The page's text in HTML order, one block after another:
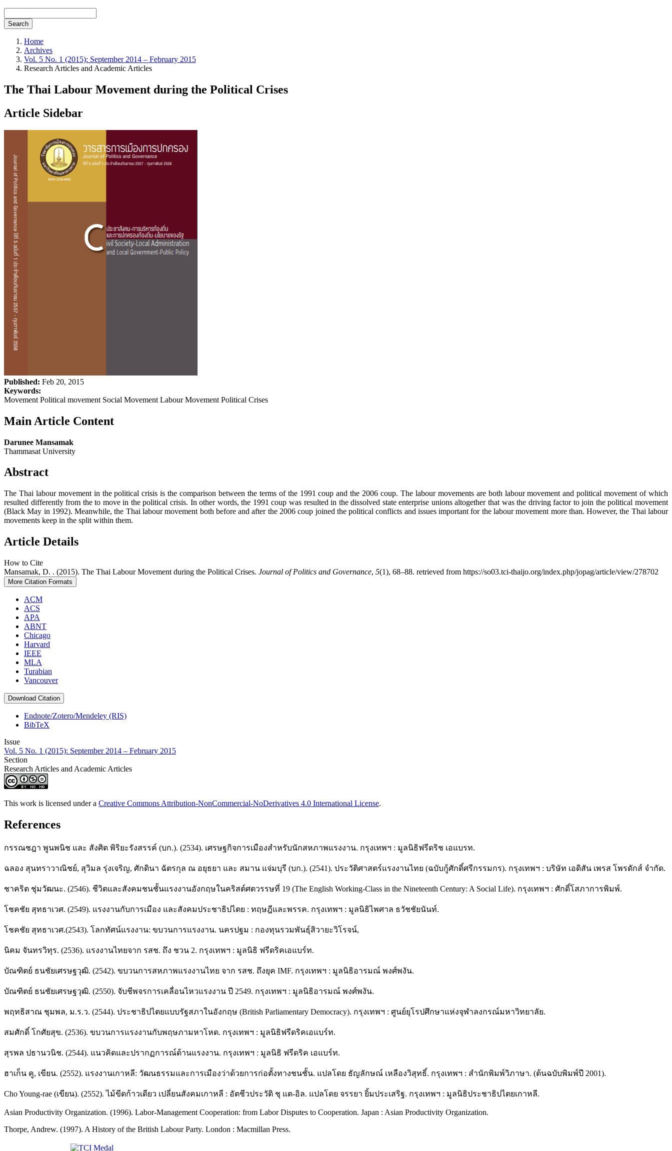
Search
Home
Archives
Vol. 5 No. 1 (2015): September 2014 – February 2015
Research Articles and Academic Articles
The Thai Labour Movement during the Political Crises
Article Sidebar
Published: Feb 20, 2015
Keywords:
Movement Political movement Social Movement Labour Movement Political Crises
Main Article Content
Darunee Mansamak
Thammasat University
Abstract
The Thai labour movement in the political crisis is the comparison between the terms of the 1991 coup and the 2006 coup. The labour movements are both labour movement and political movement of which
resulted differently from the to move in the political crisis. In other words, the 1991 coup was resulted in the dissolved state enterprise unions altogether that was the driving factor to join the political movement
(Black May in 1992). Meanwhile, the Thai labour movement both before and after the 2006 coup joined the political conflicts and issues important for the labour movement more than. However, the Thai labour
movements keep in the split within them.
Article Details
How to Cite
Mansamak, D. . (2015). The Thai Labour Movement during the Political Crises. Journal of Politics and Governance, 5(1), 68–88. retrieved from https://so03.tci-thaijo.org/index.php/jopag/article/view/278702
More Citation Formats
ACM
ACS
APA
ABNT
Chicago
Harvard
IEEE
MLA
Turabian
Vancouver
Download Citation
Endnote/Zotero/Mendeley (RIS)
BibTeX
Issue
Vol. 5 No. 1 (2015): September 2014 – February 2015
Section
Research Articles and Academic Articles
This work is licensed under a Creative Commons Attribution-NonCommercial-NoDerivatives 4.0 International License.
References
กรรณชฎา พูนพนิช และ สังศิต พิริยะรังสรรค์ (บก.). (2534). เศรษฐกิจการเมืองสำหรับนักสหภาพแรงงาน. กรุงเทพฯ : มูลนิธิฟรีดริช เอแบรท.
ฉลอง สุนทราวาณิชย์, สุวิมล รุ่งเจริญ, ศักดินา ฉัตรกุล ณ อยุธยา และ สมาน แจ่มบุรี (บก.). (2541). ประวัติศาสตร์แรงงานไทย (ฉบับกู้ศักดิ์ศรีกรรมกร). กรุงเทพฯ : บริษัท เอดิสัน เพรส โพรดักส์ จำกัด.
ชาคริต ชุ่มวัฒนะ. (2546). ชีวิตและสังคมชนชั้นแรงงานอังกฤษในคริสต์ศตวรรษที่ 19 (The English Working-Class in the Nineteenth Century: A Social Life). กรุงเทพฯ : ศักดิ์โสภาการพิมพ์.
โชคชัย สุทธาเวศ. (2549). แรงงานกับการเมือง และสังคมประชาธิปไตย : ทฤษฎีและพรรค. กรุงเทพฯ : มูลนิธิไพศาล ธวัชชัยนันท์.
โชคชัย สุทธาเวศ.(2543). โลกทัศน์แรงงาน: ขบวนการแรงงาน. นครปฐม : กองทุนรวมพันธุ์สิวายะวิโรจน์,
นิคม จันทรวิทุร. (2536). แรงงานไทยจาก รสช. ถึง ชวน 2. กรุงเทพฯ : มูลนิธิ ฟรีดริคเอแบร์ท.
บัณฑิตย์ ธนชัยเศรษฐวุฒิ. (2542). ขบวนการสหภาพแรงงานไทย จาก รสช. ถึงยุค IMF. กรุงเทพฯ : มูลนิธิอารมณ์ พงศ์พงัน.
บัณฑิตย์ ธนชัยเศรษฐวุฒิ. (2550). จับชีพจรการเคลื่อนไหวแรงงาน ปี 2549. กรุงเทพฯ : มูลนิธิอารมณ์ พงศ์พงัน.
พฤทธิสาณ ชุมพล, ม.ร.ว. (2544). ประชาธิปไตยแบบรัฐสภาในอังกฤษ (British Parliamentary Democracy). กรุงเทพฯ : ศูนย์ยุโรปศึกษาแห่งจุฬาลงกรณ์มหาวิทยาลัย.
สมศักดิ์ โกศัยสุข. (2536). ขบวนการแรงงานกับพฤษภามหาโหด. กรุงเทพฯ : มูลนิธิฟรีดริคเอแบร์ท.
สุรพล ปธานวนิช. (2544). แนวคิดและปรากฏการณ์ด้านแรงงาน. กรุงเทพฯ : มูลนิธิ ฟรีดริค เอแบร์ท.
ฮาเก็น คู, เขียน. (2552). แรงงานเกาหลี: วัฒนธรรมและการเมืองว่าด้วยการก่อตั้งทางชนชั้น. แปลโดย ธัญลักษณ์ เหลืองวิสุทธิ์. กรุงเทพฯ : สำนักพิมพ์วิภาษา. (ต้นฉบับพิมพ์ปี 2001).
Cho Young-rae (เขียน). (2552). ไม้ขีดก้าวเดียว เปลี่ยนสังคมเกาหลี : อัตชีวประวัติ ชุ แต-อิล. แปลโดย จรรยา ยิ้มประเสริฐ. กรุงเทพฯ : มูลนิธิประชาธิปไตยเกาหลี.
Asian Productivity Organization. (1996). Labor-Management Cooperation: from Labor Disputes to Cooperation. Japan : Asian Productivity Organization.
Thorpe, Andrew. (1997). A History of the British Labour Party. London : Macmillan Press.